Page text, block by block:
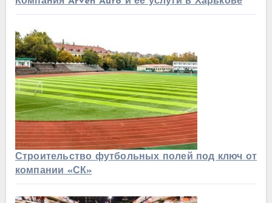
Строительство футбольных полей под ключ от
компании «СК»